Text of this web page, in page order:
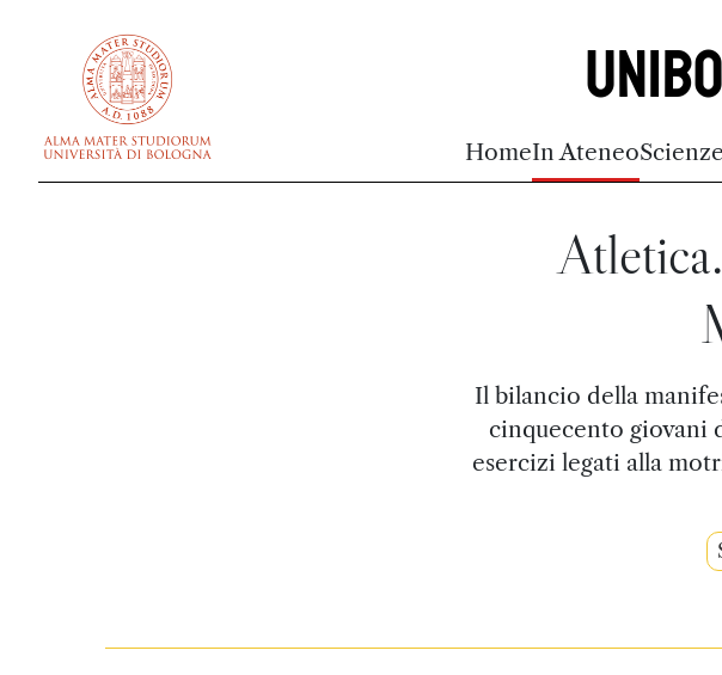
Unibo
HomeIn AteneoScienze
Il bilancio della
cinquecento giovani
esercizi legati alla